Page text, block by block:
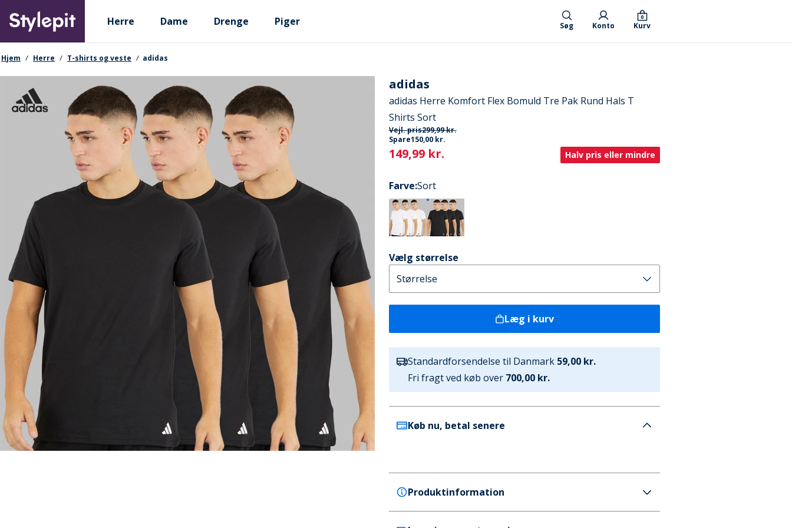
main
content
Primary departments
Herre Dame Drenge Piger Søg Konto Kurv
0
navigationssti
Hjem Herre T-shirts og veste adidas
adidas
adidas Herre Komfort Flex Bomuld Tre Pak Rund Hals T
Shirts Sort
Vejl. pris299,99 kr.
Spare150,00 kr.
Current
149,99 kr. Halv pris eller mindre
Farve:Sort
Vælg størrelse
Læg i kurv
Standardforsendelse til Danmark 59,00 kr.
Fri fragt ved køb over 700,00 kr.
Køb nu, betal senere
Produktinformation